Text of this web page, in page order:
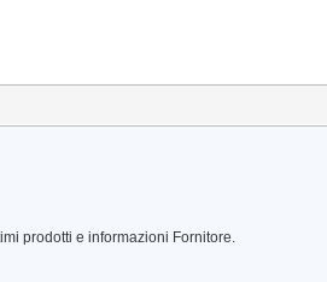
prodotti e informazioni Fornitore.